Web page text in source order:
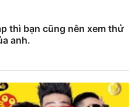
thì bạn cũng nên xem thử
anh.